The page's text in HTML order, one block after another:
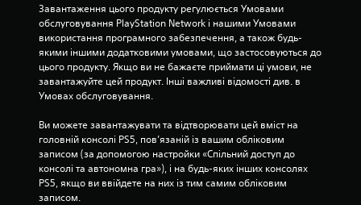
к
н
а
с
н
Завантаження цього продукту регулюється Умовами
обслуговування PlayStation Network і нашими Умовами
використання програмного забезпечення, а також будь-
якими іншими додатковими умовами, що застосовуються до
цього продукту. Якщо ви не бажаєте приймати ці умови, не
завантажуйте цей продукт. Інші важливі відомості див. в
Умовах обслуговування.
Ви можете завантажувати та відтворювати цей вміст на
головній консолі PS5, пов’язаній із вашим обліковим
записом (за допомогою настройки «Спільний доступ до
консолі та автономна гра»), і на будь-яких інших консолях
PS5, якщо ви ввійдете на них із тим самим обліковим
записом.